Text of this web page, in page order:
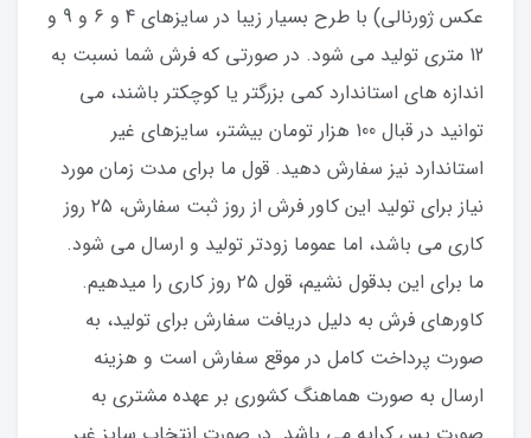
عکس ژورنالی) با طرح بسیار زیبا در سایزهای 4 و 6 و 9 و
12 متری تولید می شود. در صورتی که فرش شما نسبت به
اندازه های استاندارد کمی بزرگتر یا کوچکتر باشند، می
توانید در قبال 100 هزار تومان بیشتر، سایزهای غیر
استاندارد نیز سفارش دهید. قول ما برای مدت زمان مورد
نیاز برای تولید این کاور فرش از روز ثبت سفارش، ۲۵ روز
کاری می باشد، اما عموما زودتر تولید و ارسال می شود.
ما برای این بدقول نشیم، قول ۲۵ روز کاری را میدهیم.
کاورهای فرش به دلیل دریافت سفارش برای تولید، به
صورت پرداخت کامل در موقع سفارش است و هزینه
ارسال به صورت هماهنگ کشوری بر عهده مشتری به